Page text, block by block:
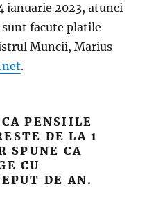
ianuarie 2023, atunci
facute platile
Muncii, Marius
.
PENSIILE
DE LA 1
SPUNE CA
CU
DE AN.